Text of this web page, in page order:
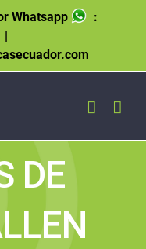
Whatsapp
:
|
DE